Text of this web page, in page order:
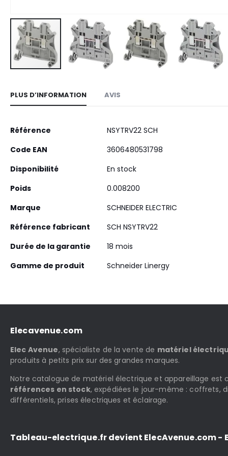
the
the
images
PLUS D’INFORMATION
Plus
Référence
NSYTRV22 SCH
Code EAN
3606480531798
Disponibilité
En stock
Poids
0.008200
Marque
SCHNEIDER ELECTRIC
Référence fabricant
SCH NSYTRV22
Durée de la garantie
18 mois
Gamme de produit
Schneider Linergy
AVIS
Elecavenue.com
Elec Avenue, spécialiste de la vente de matériel
produits à petits prix sur des grandes marques.
Notre catalogue de matériel électrique et appareillage est
références en stock, expédiées le jour-même : coffrets,
différentiels, prises électriques et éclairage.
Tableau-electrique.fr devient ElecAvenue.com -